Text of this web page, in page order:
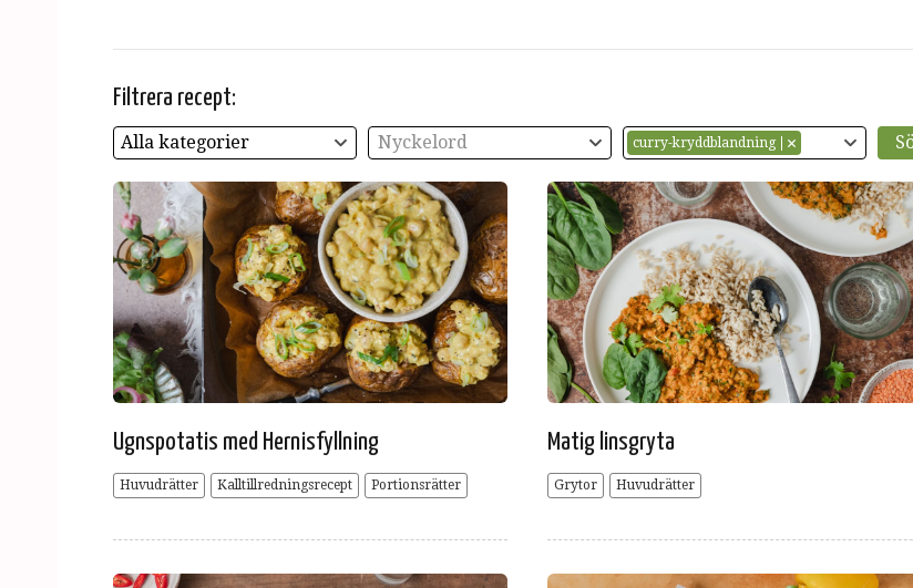
Filtrera recept:
Alla kategorier Nyckelord curry-kryddblandning
Ugnspotatis med Hernisfyllning
Huvudrätter Kalltillredningsrecept Portionsrätter
Matig linsgryta
Grytor Huvudrätter